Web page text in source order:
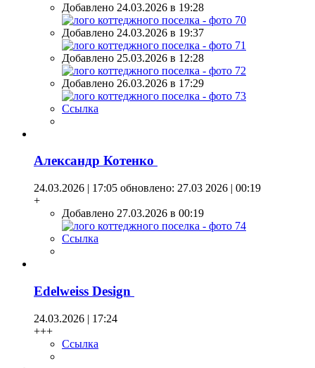
Добавлено 24.03.2026 в 19:28
Добавлено 24.03.2026 в 19:37
Добавлено 25.03.2026 в 12:28
Добавлено 26.03.2026 в 17:29
Ссылка
Александр Котенко
24.03.2026 | 17:05 обновлено: 27.03 2026 | 00:19
+
Добавлено 27.03.2026 в 00:19
Ссылка
Edelweiss Design
24.03.2026 | 17:24
+++
Ссылка